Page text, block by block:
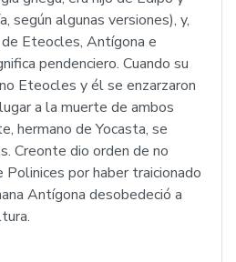
según algunas versiones), y,
Eteocles, Antígona e
pendenciero. Cuando su
Eteocles y él se enzarzaron
a la muerte de ambos
hermano de Yocasta, se
Creonte dio orden de no
por haber traicionado
Antígona desobedeció a